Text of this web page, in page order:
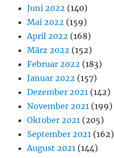
Juni 2022 (140)
Mai 2022 (159)
April 2022 (168)
März 2022 (152)
Februar 2022 (183)
Januar 2022 (157)
Dezember 2021 (142)
November 2021 (199)
Oktober 2021 (205)
September 2021 (162)
August 2021 (144)